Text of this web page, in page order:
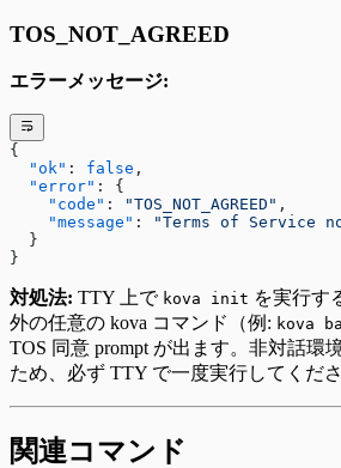
TOS_NOT_AGREED
エラーメッセージ:
{
  "ok"
: false ,
  "error"
: {
    "code"
: "TOS_NOT_AGREED" ,
    "message"
:
"Terms of Service
  }
}
対処法: TTY 上で kova init を実行す
外の任意の kova コマンド（例: kova
TOS 同意 prompt が出ます。非対話環
ため、必ず TTY で一度実行してくださ
関連コマンド